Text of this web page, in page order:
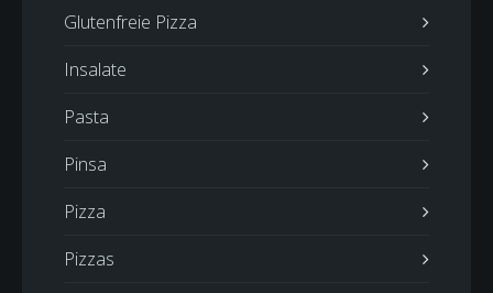
Glutenfreie Pizza
Insalate
Pasta
Pinsa
Pizza
Pizzas